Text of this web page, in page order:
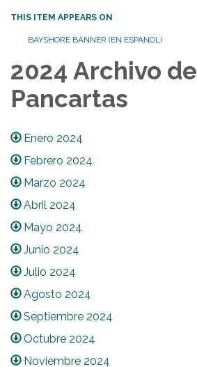
THIS ITEM APPEARS ON
BAYSHORE BANNER (EN ESPANOL)
2024 Archivo de
Pancartas
Enero 2024
Febrero 2024
Marzo 2024
Abril 2024
Mayo 2024
Junio 2024
Julio 2024
Agosto 2024
Septiembre 2024
Octubre 2024
Noviembre 2024